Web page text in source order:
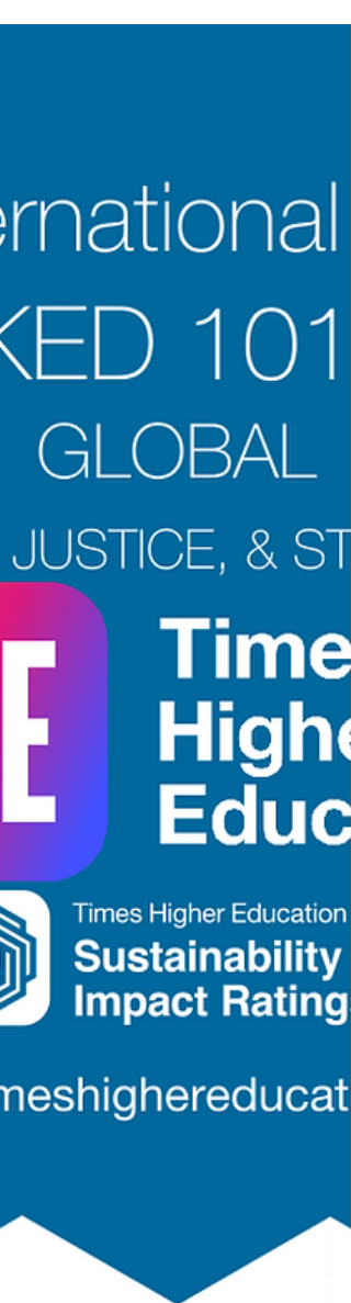
l'intégrité institutionnelle et l'impact social est
le dévouement soutenu de l'insti